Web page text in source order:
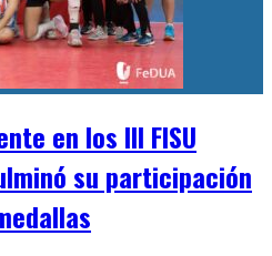
en los III FISU
su participación